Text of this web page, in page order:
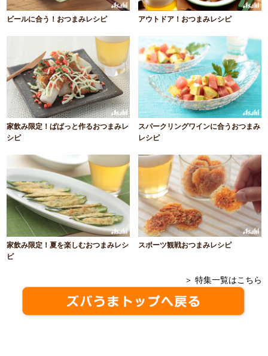
ビールに合う！おつまみレシピ アウトドア！おつまみレシピ
家飲み限定！ぱぱっと作るおつまみレ
シピ
スパークリングワインに合うおつまみ
レシピ
家飲み限定！夏を楽しむおつまみレシ
ピ
スポーツ観戦おつまみレシピ
＞ 特集一覧はこちら